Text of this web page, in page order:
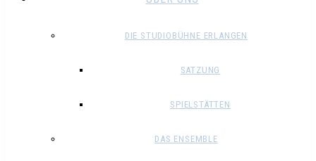
DIE STUDIOBÜHNE ERLANGEN
SATZUNG
SPIELSTÄTTEN
DAS ENSEMBLE